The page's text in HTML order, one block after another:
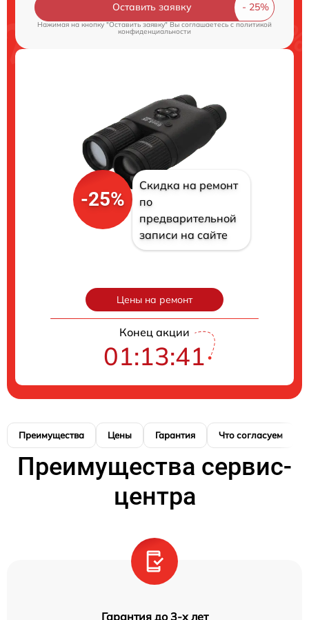
Оставить заявку
Нажимая на кнопку "Оставить заявку" Вы соглашаетесь cполитикой
конфиденциальности
-25%
Скидка на ремонт
по
предварительной
записи на сайте
Цены на ремонт
Конец акции
01:13:40
Преимущества Цены Гарантия Что согласуем
Преимущества сервис-
центра
Гарантия до 3-х лет